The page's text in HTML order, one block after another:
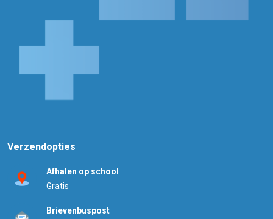
Verzendopties
Afhalen op school
Gratis
Brievenbuspost